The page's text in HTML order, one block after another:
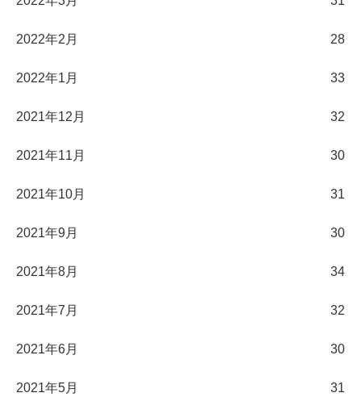
2022年2月 28
2022年1月 33
2021年12月 32
2021年11月 30
2021年10月 31
2021年9月 30
2021年8月 34
2021年7月 32
2021年6月 30
2021年5月 31